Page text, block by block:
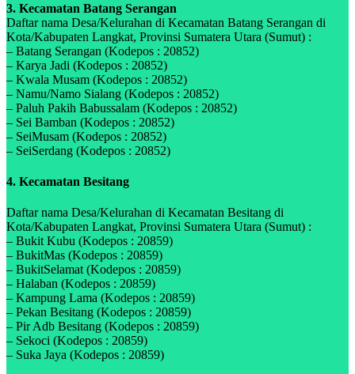
3. Kecamatan Batang Serangan
Daftar nama Desa/Kelurahan di Kecamatan Batang Serangan di
Kota/Kabupaten Langkat, Provinsi Sumatera Utara (Sumut) :
– Batang Serangan (Kodepos : 20852)
– Karya Jadi (Kodepos : 20852)
– Kwala Musam (Kodepos : 20852)
– Namu/Namo Sialang (Kodepos : 20852)
– Paluh Pakih Babussalam (Kodepos : 20852)
– Sei Bamban (Kodepos : 20852)
– SeiMusam (Kodepos : 20852)
– SeiSerdang (Kodepos : 20852)
4. Kecamatan Besitang
Daftar nama Desa/Kelurahan di Kecamatan Besitang di
Kota/Kabupaten Langkat, Provinsi Sumatera Utara (Sumut) :
– Bukit Kubu (Kodepos : 20859)
– BukitMas (Kodepos : 20859)
– BukitSelamat (Kodepos : 20859)
– Halaban (Kodepos : 20859)
– Kampung Lama (Kodepos : 20859)
– Pekan Besitang (Kodepos : 20859)
– Pir Adb Besitang (Kodepos : 20859)
– Sekoci (Kodepos : 20859)
– Suka Jaya (Kodepos : 20859)